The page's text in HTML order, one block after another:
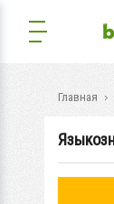
Главная